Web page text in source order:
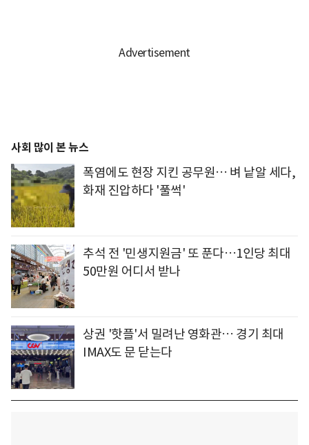
사회 많이 본 뉴스
폭염에도 현장 지킨 공무원… 벼 낱알 세다,
화재 진압하다 '풀썩'
추석 전 '민생지원금' 또 푼다…1인당 최대
50만원 어디서 받나
상권 '핫플'서 밀려난 영화관… 경기 최대
IMAX도 문 닫는다